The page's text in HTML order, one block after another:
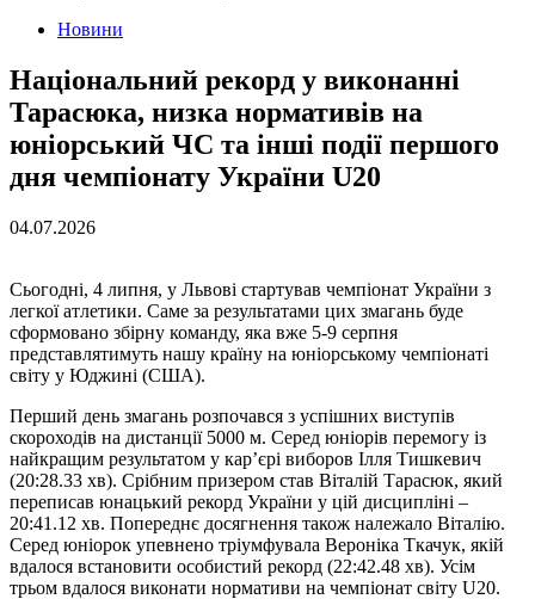
Новини
Національний рекорд у виконанні
Тарасюка, низка нормативів на
юніорський ЧС та інші події першого
дня чемпіонату України U20
04.07.2026
Сьогодні, 4 липня, у Львові стартував чемпіонат України з
легкої атлетики. Саме за результатами цих змагань буде
сформовано збірну команду, яка вже 5-9 серпня
представлятимуть нашу країну на юніорському чемпіонаті
світу у Юджині (США).
Перший день змагань розпочався з успішних виступів
скороходів на дистанції 5000 м. Серед юніорів перемогу із
найкращим результатом у карʼєрі виборов Ілля Тишкевич
(20:28.33 хв). Срібним призером став Віталій Тарасюк, який
переписав юнацький рекорд України у цій дисципліні –
20:41.12 хв. Попереднє досягнення також належало Віталію.
Серед юніорок упевнено тріумфувала Вероніка Ткачук, якій
вдалося встановити особистий рекорд (22:42.48 хв). Усім
трьом вдалося виконати нормативи на чемпіонат світу U20.